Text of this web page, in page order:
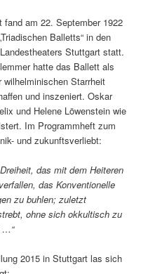
fand am 22. September 1922
Balletts“ in den
Stuttgart statt.
hatte das Ballett als
Starrheit
und inszeniert. Oskar
und Helene Löwenstein wie
Im Programmheft zum
und zukunftsverliebt:
das mit dem Heiteren
das Konventionelle
zu buhlen; zuletzt
ohne sich okkultisch zu
…“
2015 in Stuttgart las sich